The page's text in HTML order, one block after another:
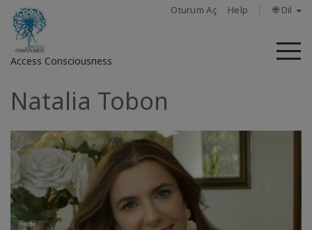
Oturum Aç Help 🌐 Dil
Access Consciousness
Hesabınızda
açın
Hakkında
Access
Natalia Tobon